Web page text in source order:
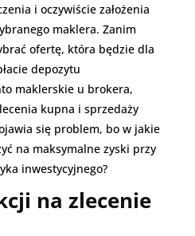
i oczywiście założenia
maklera. Zanim
ofertę, która będzie dla
depozytu
maklerskie u brokera,
kupna i sprzedaży
się problem, bo w jakie
na maksymalne zyski przy
inwestycyjnego?
na zlecenie